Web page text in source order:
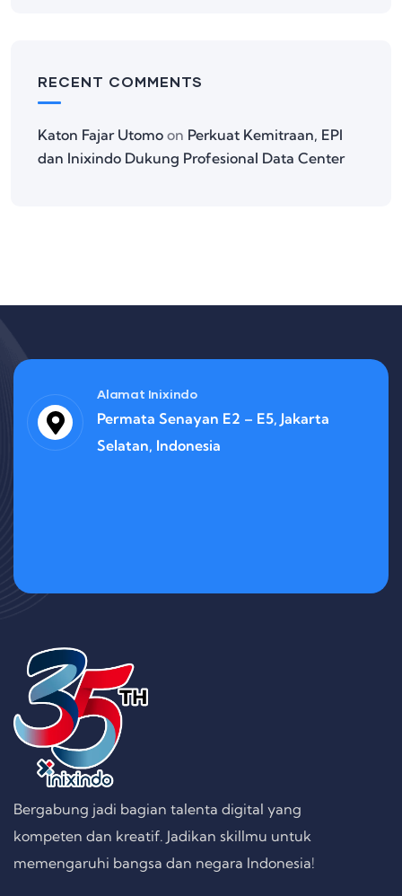
RECENT COMMENTS
Katon Fajar Utomo on Perkuat Kemitraan, EPI
dan Inixindo Dukung Profesional Data Center
Alamat Inixindo
Permata Senayan E2 – E5, Jakarta
Selatan, Indonesia
Bergabung jadi bagian talenta digital yang
kompeten dan kreatif. Jadikan skillmu untuk
memengaruhi bangsa dan negara Indonesia!